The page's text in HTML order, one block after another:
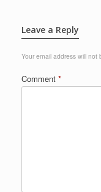
Leave a Reply
Your email address will not
Comment *